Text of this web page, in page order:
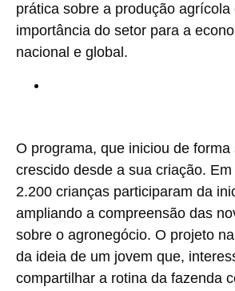
prática sobre a produção agrícola
importância do setor para a
nacional e global.
O programa, que iniciou de forma
crescido desde a sua criação.
2.200 crianças participaram da
ampliando a compreensão das
sobre o agronegócio. O projeto
da ideia de um jovem que,
compartilhar a rotina da fazenda